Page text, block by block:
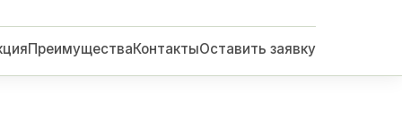
ПреимуществаКонтактыОставить заявку